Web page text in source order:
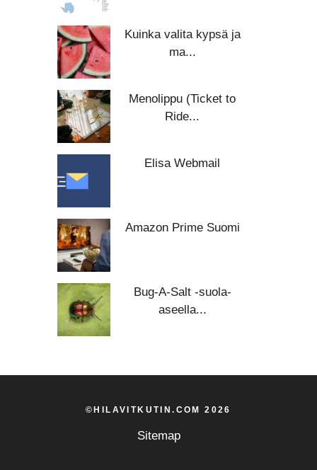
Kuinka valita kypsä ja
ma...
Menolippu (Ticket to
Ride...
Elisa Webmail
Amazon Prime Suomi
Bug-A-Salt -suola-
aseella...
©HILAVITKUTIN.COM 2026
Sitemap